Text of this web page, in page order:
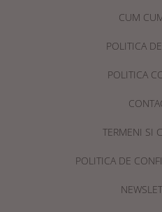
CUM
POLITICA
POLITICA
TERMENI SI
POLITICA DE